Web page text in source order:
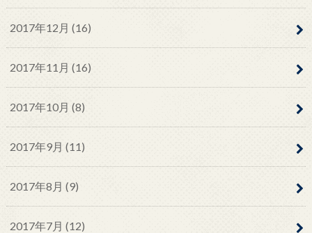
2017年12月 (16)
2017年11月 (16)
2017年10月 (8)
2017年9月 (11)
2017年8月 (9)
2017年7月 (12)